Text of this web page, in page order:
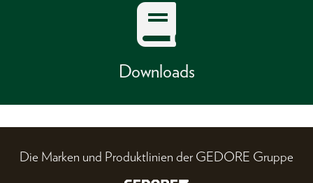
Downloads
Die Marken und Produktlinien der GEDORE Gruppe